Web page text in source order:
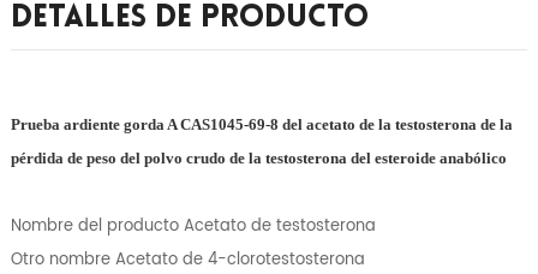
Detalles De Producto
Prueba ardiente gorda A CAS1045-69-8 del acetato de la testosterona de la
pérdida de peso del polvo crudo de la testosterona del esteroide anabólico
Nombre del producto Acetato de testosterona
Otro nombre Acetato de 4-clorotestosterona